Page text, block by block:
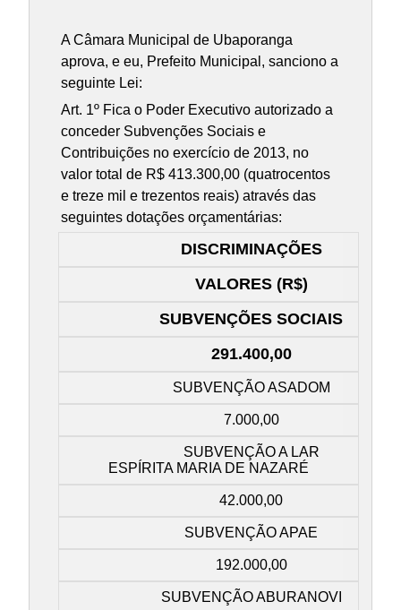
A Câmara Municipal de Ubaporanga
aprova, e eu, Prefeito Municipal, sanciono a
seguinte Lei:
Art. 1º Fica o Poder Executivo autorizado a
conceder Subvenções Sociais e
Contribuições no exercício de 2013, no
valor total de R$ 413.300,00 (quatrocentos
e treze mil e trezentos reais) através das
seguintes dotações orçamentárias:
DISCRIMINAÇÕES
VALORES (R$)
SUBVENÇÕES SOCIAIS
291.400,00
SUBVENÇÃO ASADOM
7.000,00
SUBVENÇÃO A LAR
ESPÍRITA MARIA DE NAZARÉ
42.000,00
SUBVENÇÃO APAE
192.000,00
SUBVENÇÃO ABURANOVI